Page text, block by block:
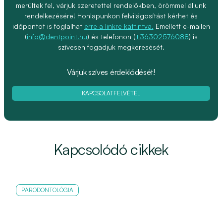
merültek fel, várjuk szeretettel rendelőkben, örömmel állunk
rendelkezésére! Honlapunkon felvilágosítást kérhet és
időpontot is foglalhat erre a linkre kattintva. Emellett e-mailen
(info@dentpoint.hu) és telefonon (+36302576088) is
szívesen fogadjuk megkeresését.
Várjuk szíves érdeklődését!
KAPCSOLATFELVÉTEL
Kapcsolódó cikkek
PARODONTOLÓGIA